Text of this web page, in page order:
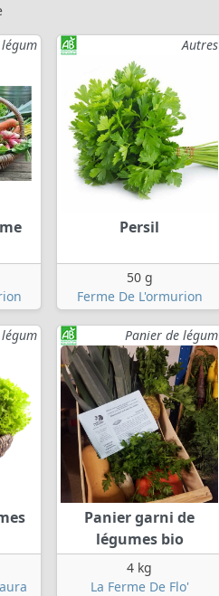
Autres
Persil
50 g
Ferme De L'ormurion
Panier de légum
Panier garni de
légumes bio
4 kg
La Ferme De Flo'